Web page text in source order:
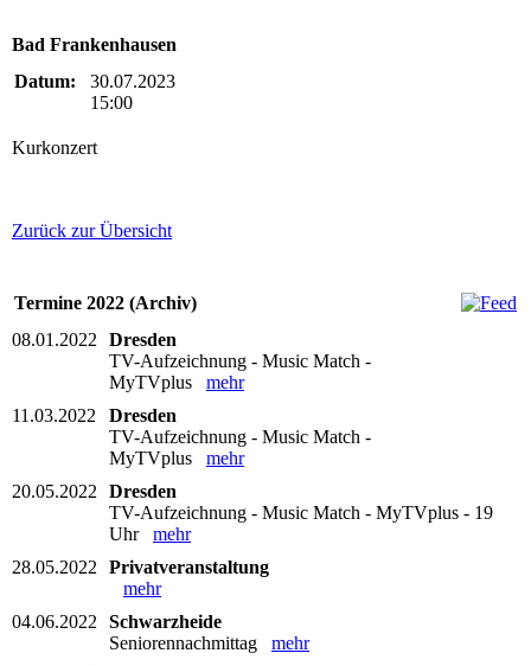
Bad Frankenhausen
Datum:
30.07.2023
15:00
Kurkonzert
Zurück zur Übersicht
Termine 2022 (Archiv)
08.01.2022
Dresden
TV-Aufzeichnung - Music Match -
MyTVplus mehr
11.03.2022
Dresden
TV-Aufzeichnung - Music Match -
MyTVplus mehr
20.05.2022
Dresden
TV-Aufzeichnung - Music Match - MyTVplus - 19
Uhr mehr
28.05.2022
Privatveranstaltung
mehr
04.06.2022
Schwarzheide
Seniorennachmittag mehr